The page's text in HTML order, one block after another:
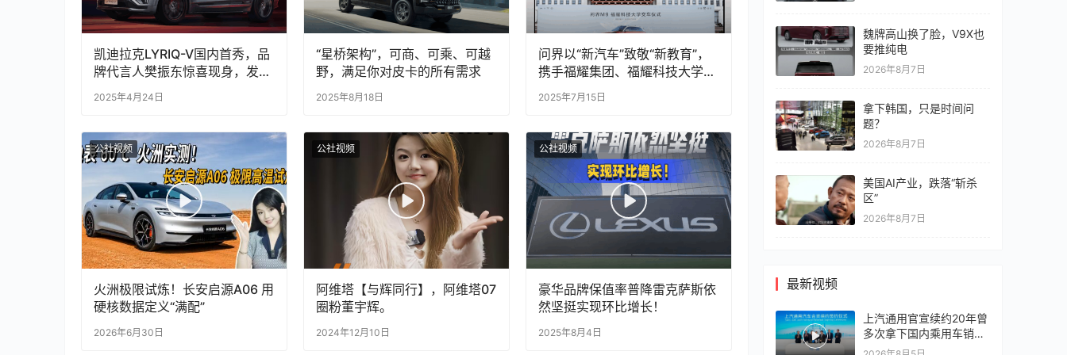
凯迪拉克LYRIQ-V国内首秀，品
牌代言人樊振东惊喜现身，发布
舱内隐藏式激光雷达技术引人关
注
2025年4月24日
“星桥架构”，可商、可乘、可越
野，满足你对皮卡的所有需求
2025年8月18日
问界以“新汽车”致敬“新教育”，
携手福耀集团、福耀科技大学共
建世界级新能源汽车高端产业链
2025年7月15日
公社视频
火洲极限试炼！长安启源A06 用
硬核数据定义“满配”
2026年6月30日
公社视频
阿维塔【与辉同行】，阿维塔07
圈粉董宇辉。
2024年12月10日
公社视频
豪华品牌保值率普降雷克萨斯依
然坚挺实现环比增长！
2025年8月4日
魏牌高山换了脸，V9X也
要推纯电
2026年8月7日
拿下韩国，只是时间问
题？
2026年8月7日
美国AI产业，跌落“斩杀
区”
2026年8月7日
最新视频
上汽通用官宣续约20年曾
多次拿下国内乘用车销冠
竞争激烈，上汽通用有信